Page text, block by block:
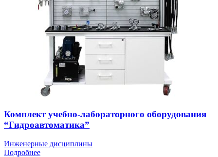
Комплект учебно-лабораторного оборудования
“Гидроавтоматика”
Инженерные дисциплины
Подробнее